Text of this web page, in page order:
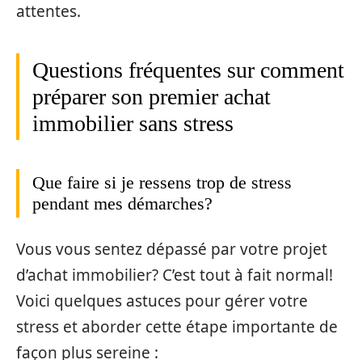
attentes.
Questions fréquentes sur comment
préparer son premier achat
immobilier sans stress
Que faire si je ressens trop de stress
pendant mes démarches?
Vous vous sentez dépassé par votre projet
d’achat immobilier? C’est tout à fait normal!
Voici quelques astuces pour gérer votre
stress et aborder cette étape importante de
façon plus sereine :